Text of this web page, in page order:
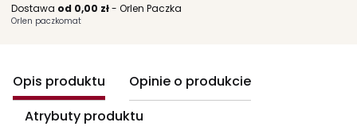
Dostawa od 0,00 zł- Orlen Paczka
Orlen paczkomat
Opis produktu
Opinie o produkcie
Atrybuty produktu